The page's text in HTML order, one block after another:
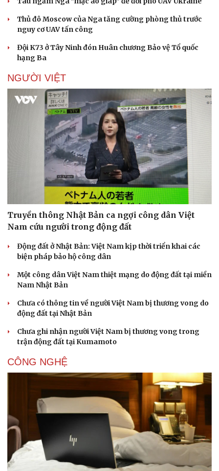
Doanh nghiệp
Thông tin doanh nghiệp
Doanh nhân
Vì cộng đồng
Công nghệ
Chuyển đổi số
Thủ đô Moscow của Nga tăng cường phòng thủ trước
nguy cơ UAV tấn công
Đội K73 ở Tây Ninh đón Huân chương Bảo vệ Tổ quốc
hạng Ba
NGƯỜI VIỆT
Truyền thông Nhật Bản ca ngợi công dân Việt
Nam cứu người trong động đất
Động đất ở Nhật Bản: Việt Nam kịp thời triển khai các
biện pháp bảo hộ công dân
Một công dân Việt Nam thiệt mạng do động đất tại miền
Nam Nhật Bản
Chưa có thông tin về người Việt Nam bị thương vong do
động đất tại Nhật Bản
Chưa ghi nhận người Việt Nam bị thương vong trong
trận động đất tại Kumamoto
CÔNG NGHỆ